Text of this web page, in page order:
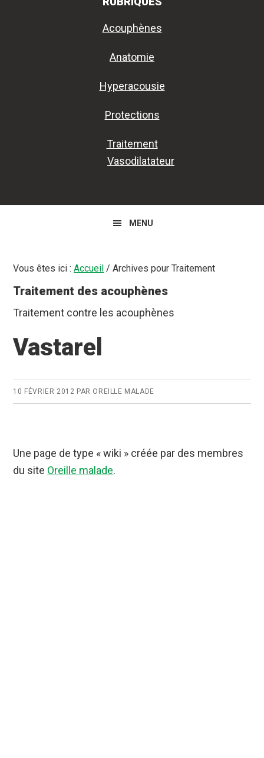
Acouphènes
Anatomie
Hyperacousie
Protections
Traitement
Vasodilatateur
MENU
Vous êtes ici :Accueil / Archives pour Traitement
Traitement des acouphènes
Traitement contre les acouphènes
Vastarel
10 FÉVRIER 2012 PAR OREILLE MALADE
Une page de type « wiki » créée par des membres
du site Oreille malade.